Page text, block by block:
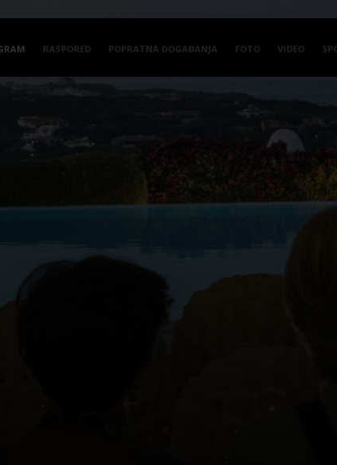
RASPORED POPRATNA DOGAĐANJA FOTO VIDEO